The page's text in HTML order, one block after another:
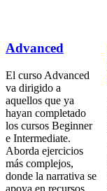
Advanced
El curso Advanced
va dirigido a
aquellos que ya
hayan completado
los cursos Beginner
e Intermediate.
Aborda ejercicios
más complejos,
donde la narrativa se
apoya en recursos